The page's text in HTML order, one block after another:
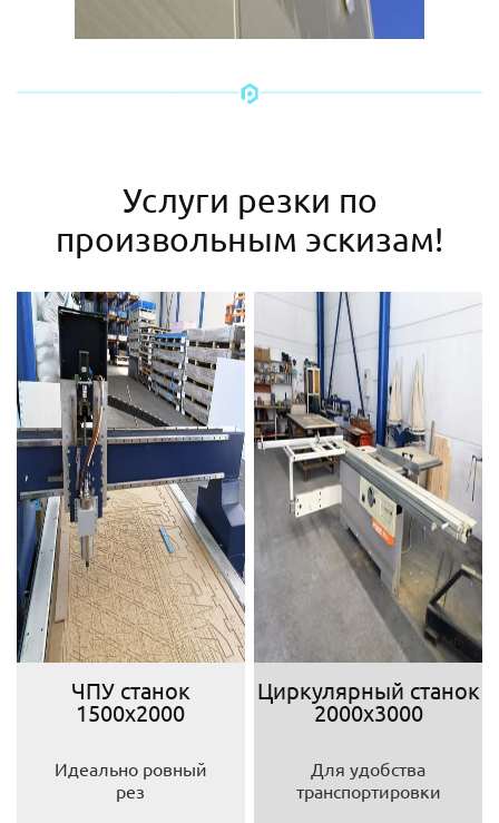
Услуги резки по
произвольным эскизам!
ЧПУ станок
1500х2000
Идеально ровный
рез
Циркулярный станок
2000х3000
Для удобства
транспортировки